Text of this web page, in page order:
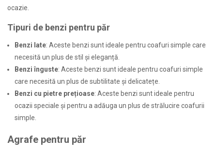
ocazie.
Tipuri de benzi pentru păr
Benzi late: Aceste benzi sunt ideale pentru coafuri simple care
necesită un plus de stil și eleganță.
Benzi înguste: Aceste benzi sunt ideale pentru coafuri simple
care necesită un plus de subtilitate și delicatețe.
Benzi cu pietre prețioase: Aceste benzi sunt ideale pentru
ocazii speciale și pentru a adăuga un plus de strălucire coafurii
simple.
Agrafe pentru păr